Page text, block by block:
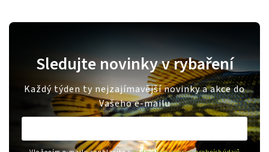
Sledujte novinky v rybaření
Každý týden ty nejzajímavější novinky a akce do
Vašeho e-mailu